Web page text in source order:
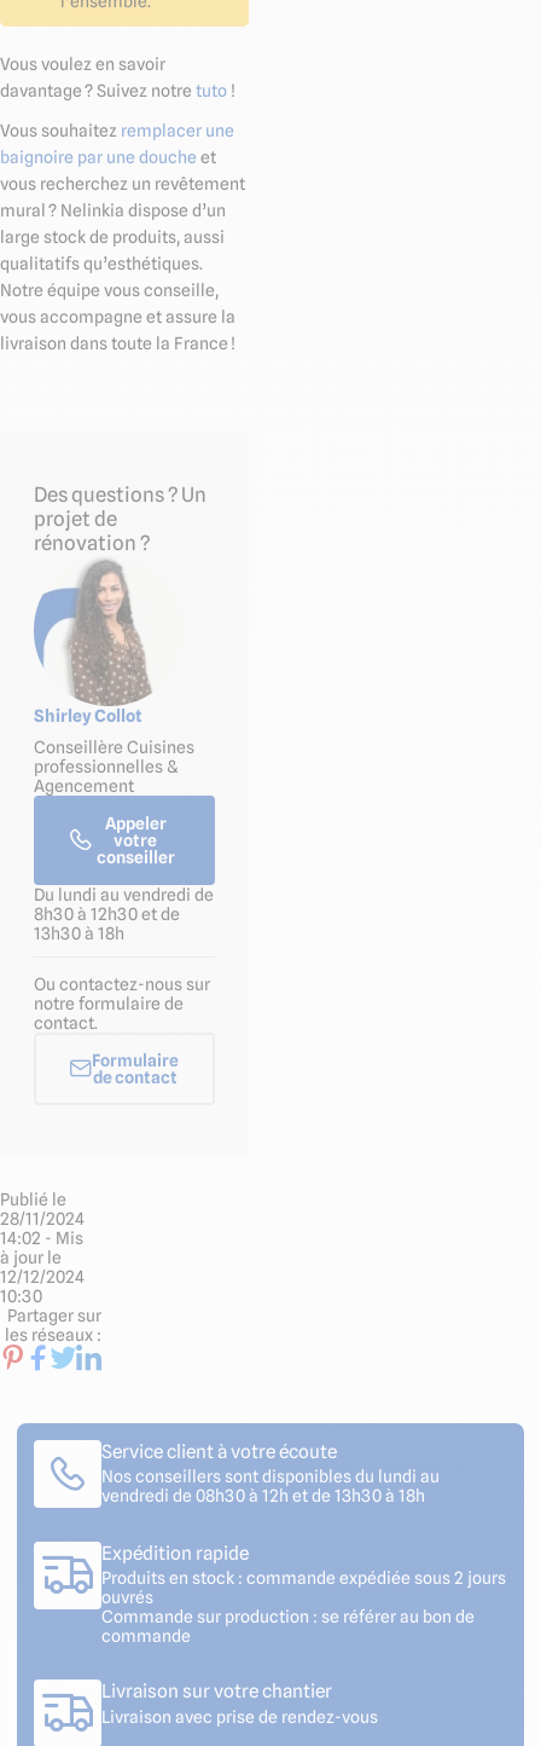
Publié le
28/11/2024
14:02 - Mis
à jour le
12/12/2024
10:30
Partager sur
les réseaux :
Vous voulez en savoir
davantage ? Suivez notre tuto !
Vous souhaitez remplacer une
baignoire par une douche et
vous recherchez un revêtement
mural ? Nelinkia dispose d’un
large stock de produits, aussi
qualitatifs qu’esthétiques.
Notre équipe vous conseille,
vous accompagne et assure la
livraison dans toute la France !
Des questions ? Un
projet de
rénovation ?
Shirley Collot
Conseillère Cuisines
professionnelles &
Agencement
Appeler
votre
conseiller
Du lundi au vendredi de
8h30 à 12h30 et de
13h30 à 18h
Ou contactez-nous sur
notre formulaire de
contact.
Formulaire
de contact
Service client à votre écoute
Nos conseillers sont disponibles du lundi au
vendredi de 08h30 à 12h et de 13h30 à 18h
Expédition rapide
Produits en stock : commande expédiée sous 2 jours
ouvrés
Commande sur production : se référer au bon de
commande
Livraison sur votre chantier
Livraison avec prise de rendez-vous